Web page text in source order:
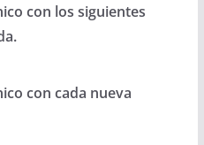
con los siguientes
con cada nueva